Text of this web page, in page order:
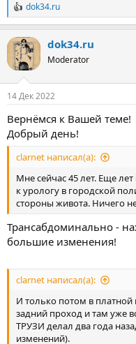
Р
е
к
ц
и
dok34.ru
dok34.ru
Moderator
14 Дек 2022
Вернёмся к Вашей теме!
Добрый день!
clarnet написал(а):
Мне сейчас 45 лет. Еще
к урологу в городской
стороны живота. Ничего
Трансабдоминально -
большие изменения!
clarnet написал(а):
И только потом в
задний проход и там уже
ТРУЗИ делал два года
изменений).